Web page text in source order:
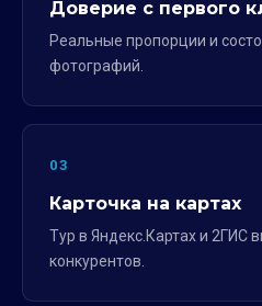
Доверие с первого
Реальные пропорции и
фотографий.
03
Карточка на картах
Тур в Яндекс.Картах и 2ГИС
конкурентов.